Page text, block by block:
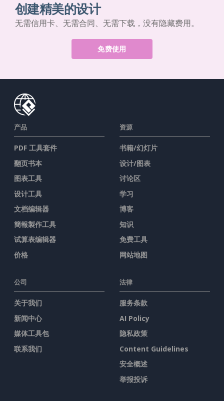
创建精美的设计
无需信用卡、无需合同、无需下载，没有隐藏费用。
免费使用
产品
PDF 工具套件
翻页书本
图表工具
设计工具
文档编辑器
簡報製作工具
试算表编辑器
价格
资源
书籍/幻灯片
设计/图表
讨论区
学习
博客
知识
免费工具
网站地图
公司
关于我们
新闻中心
媒体工具包
联系我们
法律
服务条款
AI Policy
隐私政策
Content Guidelines
安全概述
举报投诉